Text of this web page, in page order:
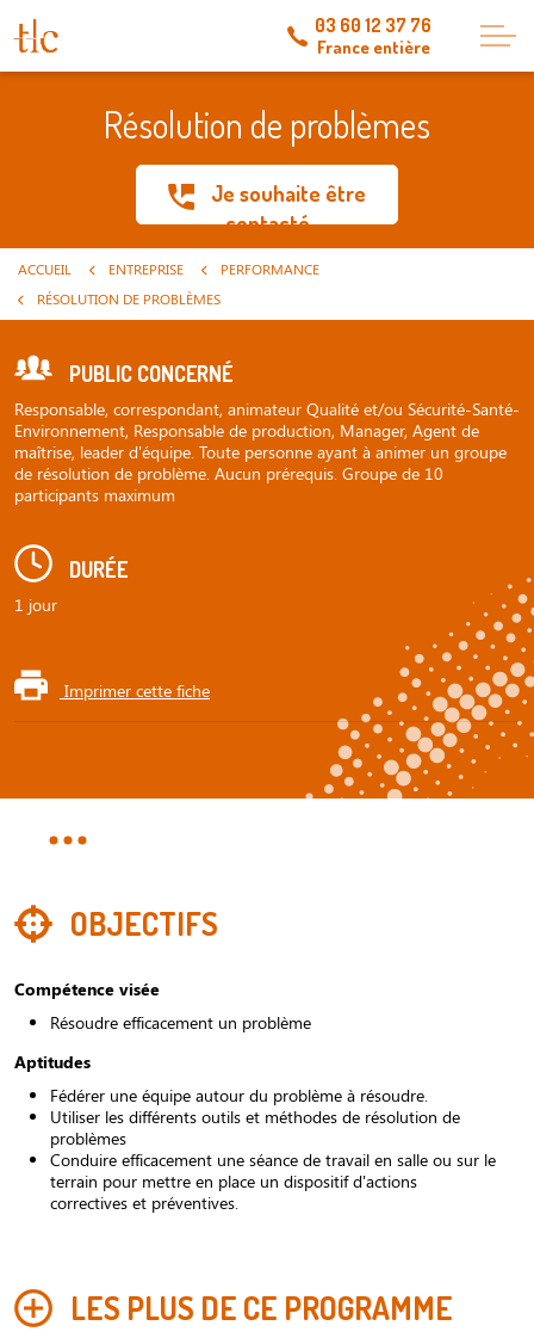
03 60 12 37 76
France entière
Résolution de problèmes
Je souhaite être
contacté
ACCUEIL ENTREPRISE
PERFORMANCE
RÉSOLUTION DE PROBLÈMES
OBJECTIFS
Compétence visée
Résoudre efficacement un problème
Aptitudes
Fédérer une équipe autour du problème à résoudre.
Utiliser les différents outils et méthodes de résolution de
problèmes
Conduire efficacement une séance de travail en salle ou sur le
terrain pour mettre en place un dispositif d'actions
correctives et préventives.
LES PLUS DE CE PROGRAMME
PUBLIC CONCERNÉ
Responsable, correspondant, animateur Qualité et/ou Sécurité-Santé-
Environnement, Responsable de production, Manager, Agent de
maîtrise, leader d'équipe. Toute personne ayant à animer un groupe
de résolution de problème. Aucun prérequis. Groupe de 10
participants maximum
DURÉE
1 jour
Imprimer cette fiche